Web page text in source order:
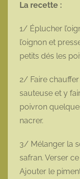
La recette :
1/ Éplucher
l’oignon et
petits dés les
2/ Faire chauffer
sauteuse et y
poivron
nacrer.
3/ Mélanger la
safran. Verser
Ajouter le